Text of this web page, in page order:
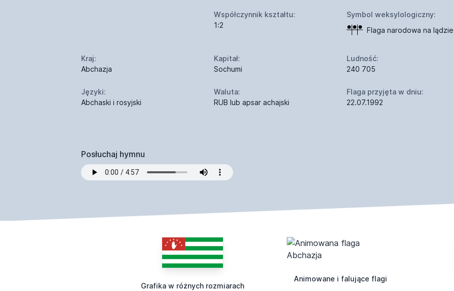
Współczynnik kształtu:
1:2
Symbol weksylologiczny:
Flaga narodowa na lądzie
Kraj:
Abchazja
Kapitał:
Sochumi
Ludność:
240 705
Języki:
Abchaski i rosyjski
Waluta:
RUB lub apsar achajski
Flaga przyjęta w dniu:
22.07.1992
Posłuchaj hymnu
Grafika w różnych rozmiarach
Animowane i falujące flagi